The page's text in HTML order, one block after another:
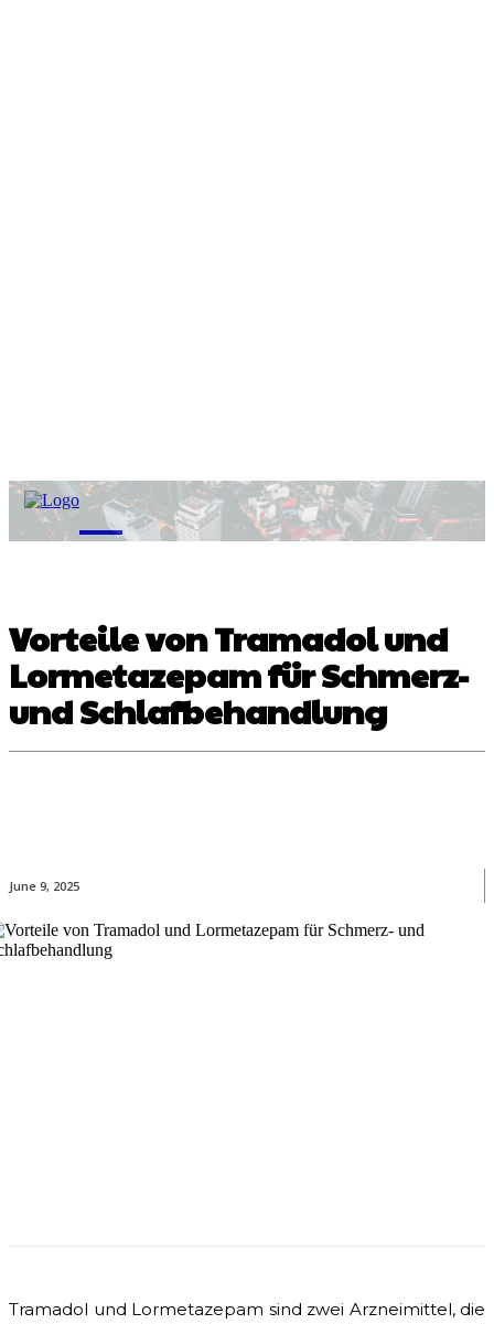
M
Vorteile von Tramadol und
Lormetazepam für Schmerz-
und Schlafbehandlung
June 9, 2025
Tramadol und Lormetazepam sind zwei Arzneimittel, die